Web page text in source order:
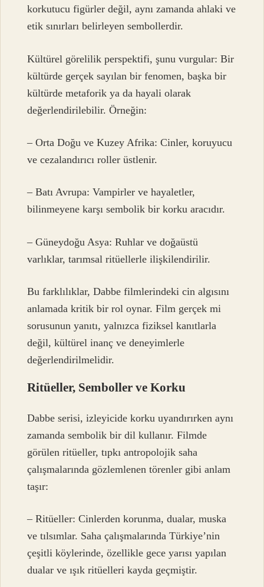
korkutucu figürler değil, aynı zamanda ahlaki ve
etik sınırları belirleyen sembollerdir.
Kültürel görelilik perspektifi, şunu vurgular: Bir
kültürde gerçek sayılan bir fenomen, başka bir
kültürde metaforik ya da hayali olarak
değerlendirilebilir. Örneğin:
– Orta Doğu ve Kuzey Afrika: Cinler, koruyucu
ve cezalandırıcı roller üstlenir.
– Batı Avrupa: Vampirler ve hayaletler,
bilinmeyene karşı sembolik bir korku aracıdır.
– Güneydoğu Asya: Ruhlar ve doğaüstü
varlıklar, tarımsal ritüellerle ilişkilendirilir.
Bu farklılıklar, Dabbe filmlerindeki cin algısını
anlamada kritik bir rol oynar. Film gerçek mi
sorusunun yanıtı, yalnızca fiziksel kanıtlarla
değil, kültürel inanç ve deneyimlerle
değerlendirilmelidir.
Ritüeller, Semboller ve Korku
Dabbe serisi, izleyicide korku uyandırırken aynı
zamanda sembolik bir dil kullanır. Filmde
görülen ritüeller, tıpkı antropolojik saha
çalışmalarında gözlemlenen törenler gibi anlam
taşır:
– Ritüeller: Cinlerden korunma, dualar, muska
ve tılsımlar. Saha çalışmalarında Türkiye’nin
çeşitli köylerinde, özellikle gece yarısı yapılan
dualar ve ışık ritüelleri kayda geçmiştir.